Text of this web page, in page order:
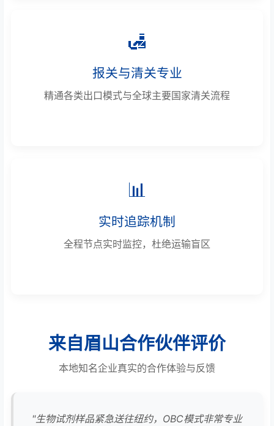
🛃
报关与清关专业
精通各类出口模式与全球主要国家清关流程
📊
实时追踪机制
全程节点实时监控，杜绝运输盲区
来自眉山合作伙伴评价
本地知名企业真实的合作体验与反馈
"生物试剂样品紧急送往纽约，OBC模式非常专业